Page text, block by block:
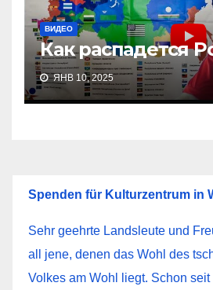
ВИДЕО
Как распадется
ЯНВ 10, 2025
Spenden für Kulturzentrum in
Sehr geehrte Landsleute und
all jene, denen das Wohl des
Volkes am Wohl liegt. Schon